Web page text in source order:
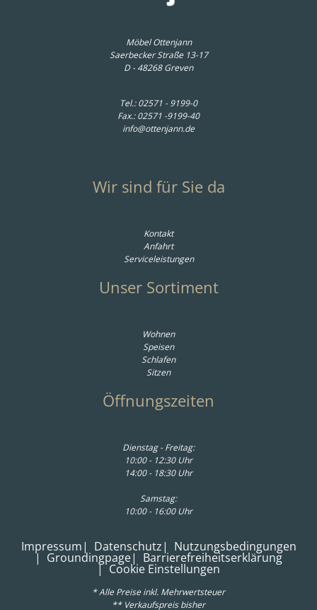
Möbel Ottenjann
Saerbecker Straße 13-17
D - 48268 Greven
Tel.:02571 - 9199-0
Fax.: 02571 -9199-40
info@ottenjann.de
Wir sind für Sie da
Kontakt
Anfahrt
Serviceleistungen
Unser Sortiment
Wohnen
Speisen
Schlafen
Sitzen
Öffnungszeiten
Dienstag - Freitag:
10:00 - 12:30 Uhr
14:00 - 18:30 Uhr
Samstag:
10:00 - 16:00 Uhr
Impressum Datenschutz Nutzungsbedingungen
Groundingpage Barrierefreiheitserklärung
Cookie Einstellungen
* Alle Preise inkl. Mehrwertsteuer
** Verkaufspreis bisher